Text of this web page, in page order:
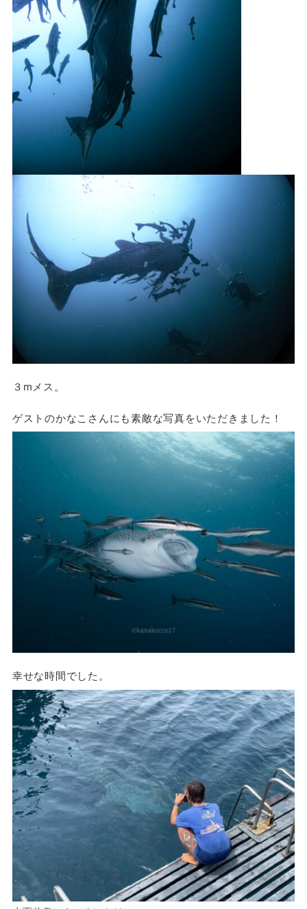
３mメス。
ゲストのかなこさんにも素敵な写真をいただきました！
幸せな時間でした。